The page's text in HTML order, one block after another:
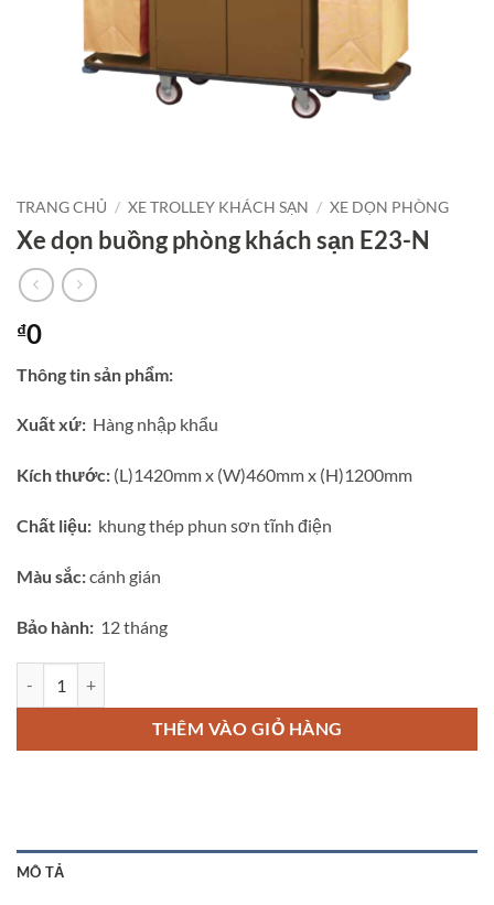
TRANG CHỦ / XE TROLLEY KHÁCH SẠN / XE DỌN PHÒNG
Xe dọn buồng phòng khách sạn E23-N
₫0
Thông tin sản phẩm:
Xuất xứ: Hàng nhập khẩu
Kích thước: (L)1420mm x (W)460mm x (H)1200mm
Chất liệu: khung thép phun sơn tĩnh điện
Màu sắc:cánh gián
Bảo hành: 12 tháng
THÊM VÀO GIỎ HÀNG
MÔ TẢ